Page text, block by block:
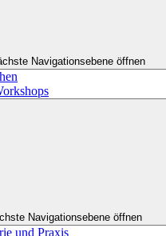
Navigationsebene öffnen
Navigationsebene öffnen
und Praxis